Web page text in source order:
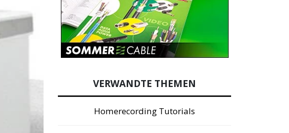
VERWANDTE THEMEN
Homerecording Tutorials